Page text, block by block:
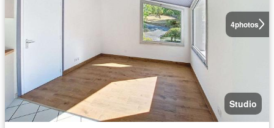
4photos
Studio